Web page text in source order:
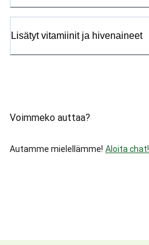
Lisätyt vitamiinit ja hivenaineet
Voimmeko auttaa?
Autamme mielellämme! Aloita chat!